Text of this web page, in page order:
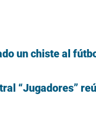
un chiste al
“Jugadores”